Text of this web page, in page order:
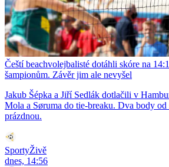
Čeští beachvolejbalisté dotáhli skóre na
šampionům. Závěr jim ale nevyšel
Jakub Šépka a Jiří Sedlák dotlačili v
Mola a Søruma do tie-breaku. Dva body od
prázdnou.
SportyŽivě
dnes, 14:56